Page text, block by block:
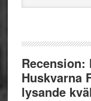
webbplatsen
Recension:
Huskvarna
lysande